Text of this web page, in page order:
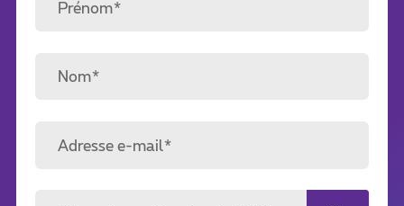
Prénom*
Nom*
Adresse e-mail*